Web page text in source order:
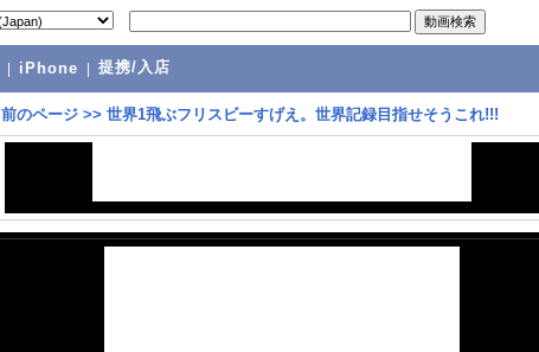
iPhone 提携/入店
前のページ >> 世界1飛ぶフリスビーすげえ。世界記録目指せそうこれ!!!